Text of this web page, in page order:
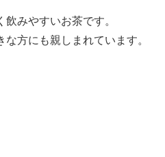
みやすいお茶です。
方にも親しまれています。